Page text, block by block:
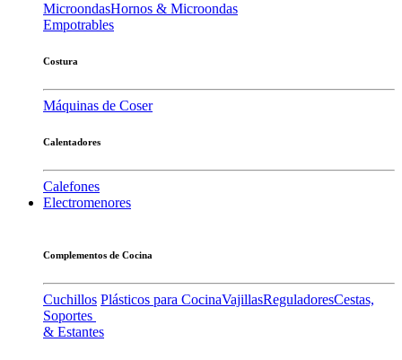
MicroondasHornos & Microondas
Empotrables
Costura
Máquinas de Coser
Calentadores
Calefones
Electromenores
Complementos de Cocina
Cuchillos Plásticos para CocinaVajillasReguladoresCestas,
Soportes
& Estantes